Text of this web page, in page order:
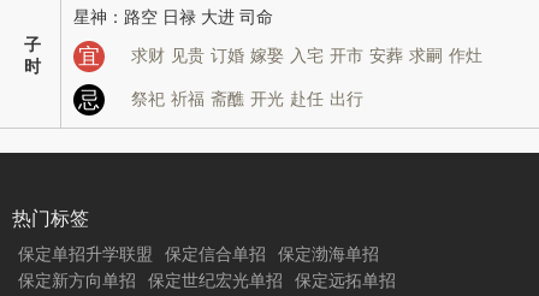
子
时
星神：路空 日禄 大进 司命
宜 求财 见贵 订婚 嫁娶 入宅 开市 安葬 求嗣 作灶
忌 祭祀 祈福 斋醮 开光 赴任 出行
热门标签
保定单招升学联盟 保定信合单招
保定渤海单招
保定新方向单招
保定世纪宏光单招
保定远拓单招